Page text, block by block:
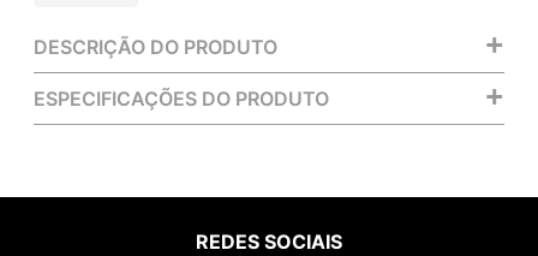
DESCRIÇÃO DO PRODUTO +
ESPECIFICAÇÕES DO PRODUTO +
REDES SOCIAIS